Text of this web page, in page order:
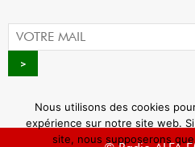
Nous utilisons des cookies
expérience sur notre site web.
site, nous supposerons